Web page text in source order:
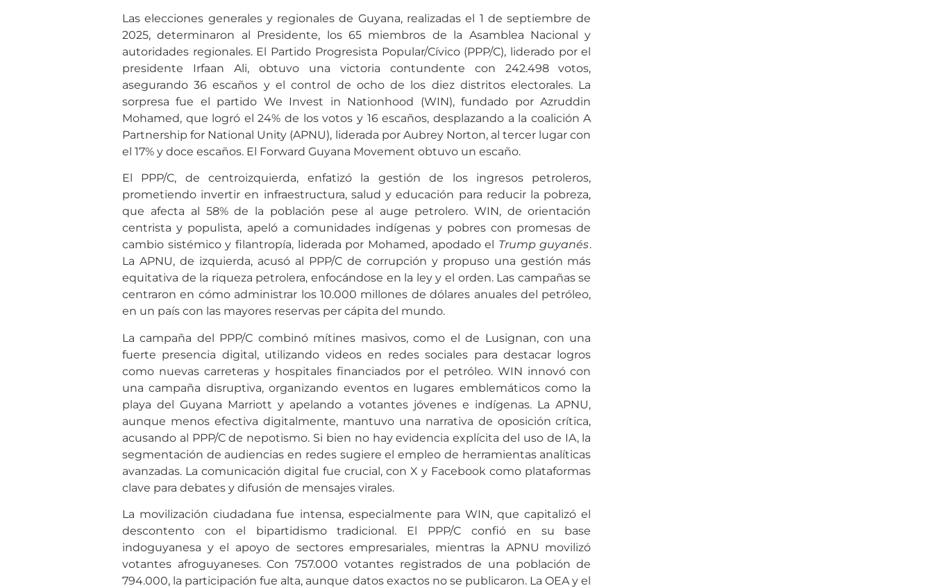
Las elecciones generales y regionales de Guyana, realizadas el 1 de septiembre de
2025, determinaron al Presidente, los 65 miembros de la Asamblea Nacional y
autoridades regionales. El Partido Progresista Popular/Cívico (PPP/C), liderado por el
presidente Irfaan Ali, obtuvo una victoria contundente con 242.498 votos,
asegurando 36 escaños y el control de ocho de los diez distritos electorales. La
sorpresa fue el partido We Invest in Nationhood (WIN), fundado por Azruddin
Mohamed, que logró el 24% de los votos y 16 escaños, desplazando a la coalición A
Partnership for National Unity (APNU), liderada por Aubrey Norton, al tercer lugar con
el 17% y doce escaños. El Forward Guyana Movement obtuvo un escaño.
El PPP/C, de centroizquierda, enfatizó la gestión de los ingresos petroleros,
prometiendo invertir en infraestructura, salud y educación para reducir la pobreza,
que afecta al 58% de la población pese al auge petrolero. WIN, de orientación
centrista y populista, apeló a comunidades indígenas y pobres con promesas de
cambio sistémico y filantropía, liderada por Mohamed, apodado el Trump guyanés.
La APNU, de izquierda, acusó al PPP/C de corrupción y propuso una gestión más
equitativa de la riqueza petrolera, enfocándose en la ley y el orden. Las campañas se
centraron en cómo administrar los 10.000 millones de dólares anuales del petróleo,
en un país con las mayores reservas per cápita del mundo.
La campaña del PPP/C combinó mítines masivos, como el de Lusignan, con una
fuerte presencia digital, utilizando videos en redes sociales para destacar logros
como nuevas carreteras y hospitales financiados por el petróleo. WIN innovó con
una campaña disruptiva, organizando eventos en lugares emblemáticos como la
playa del Guyana Marriott y apelando a votantes jóvenes e indígenas. La APNU,
aunque menos efectiva digitalmente, mantuvo una narrativa de oposición crítica,
acusando al PPP/C de nepotismo. Si bien no hay evidencia explícita del uso de IA, la
segmentación de audiencias en redes sugiere el empleo de herramientas analíticas
avanzadas. La comunicación digital fue crucial, con X y Facebook como plataformas
clave para debates y difusión de mensajes virales.
La movilización ciudadana fue intensa, especialmente para WIN, que capitalizó el
descontento con el bipartidismo tradicional. El PPP/C confió en su base
indoguyanesa y el apoyo de sectores empresariales, mientras la APNU movilizó
votantes afroguyaneses. Con 757.000 votantes registrados de una población de
794.000, la participación fue alta, aunque datos exactos no se publicaron. La OEA y el